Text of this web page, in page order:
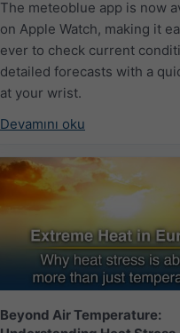
The meteoblue app is now
on Apple Watch, making it
ever to check current
detailed forecasts with a
at your wrist.
Devamını oku
Beyond Air Temperature: